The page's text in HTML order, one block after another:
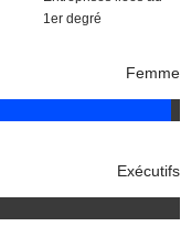
1er degré
Femme
Exécutifs